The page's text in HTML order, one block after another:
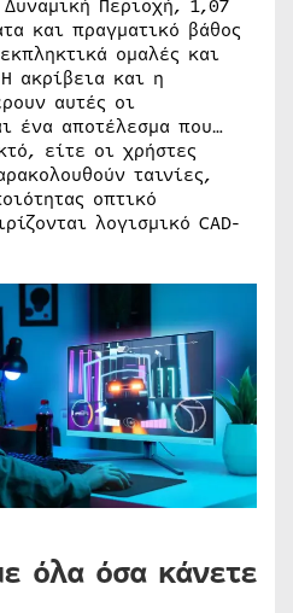
Περιοχή, 1,07
και πραγματικό βάθος
ομαλές και
ακρίβεια και η
αυτές οι
ένα αποτέλεσμα που…
είτε οι χρήστες
ταινίες,
οπτικό
λογισμικό CAD-
όλα όσα κάνετε